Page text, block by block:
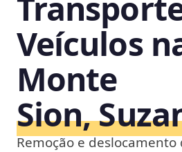
Veículos
Monte
Sion,
Remoção e deslocamento